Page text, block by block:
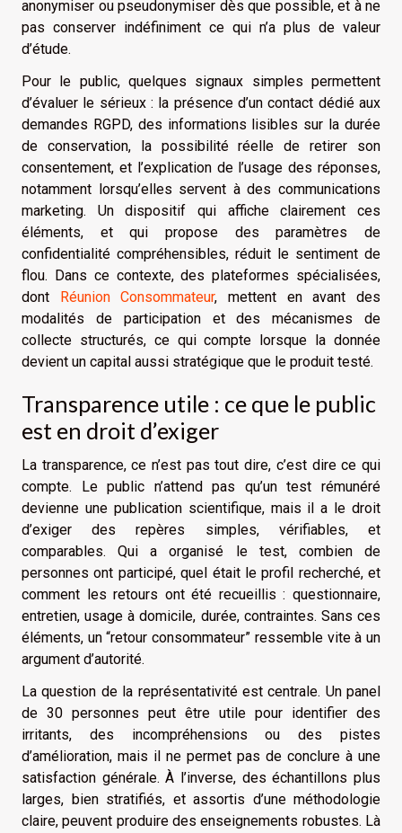
anonymiser ou pseudonymiser dès que possible, et à ne
pas conserver indéfiniment ce qui n’a plus de valeur
d’étude.
Pour le public, quelques signaux simples permettent
d’évaluer le sérieux : la présence d’un contact dédié aux
demandes RGPD, des informations lisibles sur la durée
de conservation, la possibilité réelle de retirer son
consentement, et l’explication de l’usage des réponses,
notamment lorsqu’elles servent à des communications
marketing. Un dispositif qui affiche clairement ces
éléments, et qui propose des paramètres de
confidentialité compréhensibles, réduit le sentiment de
flou. Dans ce contexte, des plateformes spécialisées,
dont
Réunion Consommateur, mettent en avant des
modalités de participation et des mécanismes de
collecte structurés, ce qui compte lorsque la donnée
devient un capital aussi stratégique que le produit testé.
Transparence utile : ce que le public
est en droit d’exiger
La transparence, ce n’est pas tout dire, c’est dire ce qui
compte. Le public n’attend pas qu’un test rémunéré
devienne une publication scientifique, mais il a le droit
d’exiger des repères simples, vérifiables, et
comparables. Qui a organisé le test, combien de
personnes ont participé, quel était le profil recherché, et
comment les retours ont été recueillis : questionnaire,
entretien, usage à domicile, durée, contraintes. Sans ces
éléments, un “retour consommateur” ressemble vite à un
argument d’autorité.
La question de la représentativité est centrale. Un panel
de 30 personnes peut être utile pour identifier des
irritants, des incompréhensions ou des pistes
d’amélioration, mais il ne permet pas de conclure à une
satisfaction générale. À l’inverse, des échantillons plus
larges, bien stratifiés, et assortis d’une méthodologie
claire, peuvent produire des enseignements robustes. Là